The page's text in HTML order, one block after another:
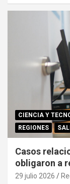
CIENCIA Y
REGIONES
Casos
obligaron a
29 julio 2026